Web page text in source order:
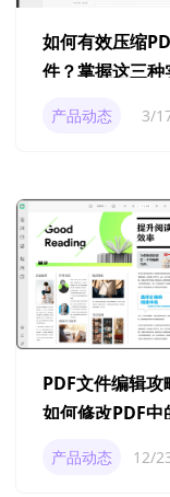
如何有效压缩
件？掌握这三种
产品动态 3/
PDF文件编辑攻
如何修改PDF中
产品动态 12/